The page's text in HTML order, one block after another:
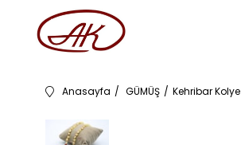
Anasayfa GÜMÜŞ Kehribar Kolye